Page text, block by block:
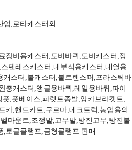
,로타캐스터외
장비용캐스터,도비바퀴,도비캐스터,정
텐레스캐스터,내부식용캐스터,내열용
스터,볼캐스터,볼트랜스퍼,프라스틱바
캐스터,앵글용바퀴,레일용바퀴,파이
,풋베이스,파렛트종발,앙카브라켓트,
카,핸드카트,구르마,데크트럭,농업용의
마운트,조정발,고무발,방진고무,방진볼
,토글클램프,금형클램프 판매